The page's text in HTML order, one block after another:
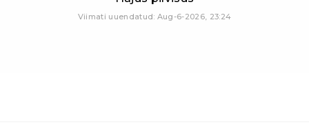
Viimati uuendatud: Aug-6-2026, 23:24